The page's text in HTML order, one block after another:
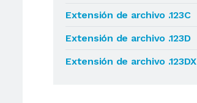
Extensión de archivo .123C
Extensión de archivo .123D
Extensión de archivo .123DX